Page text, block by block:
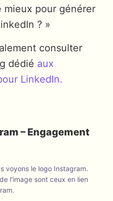
pour générer
? »
consulter
dédié aux
LinkedIn.
– Engagement